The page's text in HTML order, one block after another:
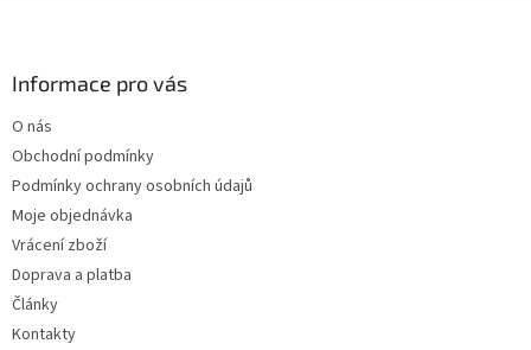
Informace pro vás
O nás
Obchodní podmínky
Podmínky ochrany osobních údajů
Moje objednávka
Vrácení zboží
Doprava a platba
Články
Kontakty